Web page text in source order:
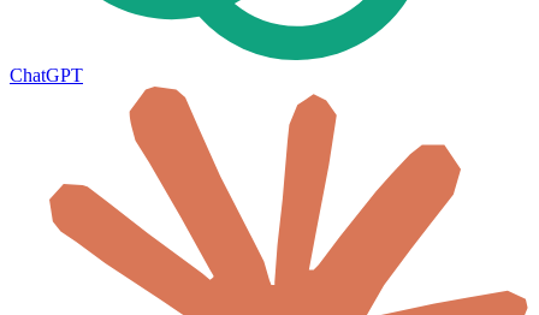
ChatGPT